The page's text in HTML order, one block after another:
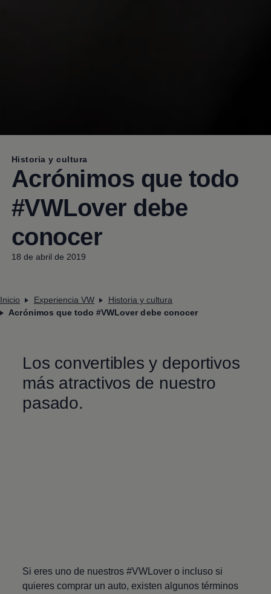
Historia y cultura
Acrónimos que todo
#VWLover debe
conocer
18 de abril de 2019
Inicio Experiencia VW
Historia y cultura
Acrónimos que todo #VWLover debe conocer
Los convertibles y deportivos
más atractivos de nuestro
pasado.
Si eres uno de nuestros #VWLover o incluso si
quieres comprar un auto, existen algunos términos